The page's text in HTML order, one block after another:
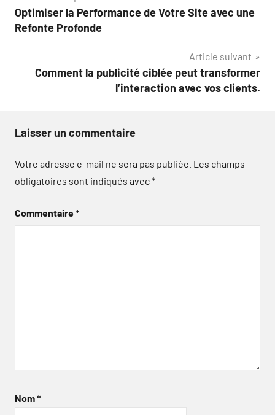
de
Optimiser la Performance de Votre Site avec une
Refonte Profonde
Article suivant
Comment la publicité ciblée peut transformer
l’interaction avec vos clients.
Laisser un commentaire
Votre adresse e-mail ne sera pas publiée. Les champs
obligatoires sont indiqués avec*
Commentaire*
Nom*